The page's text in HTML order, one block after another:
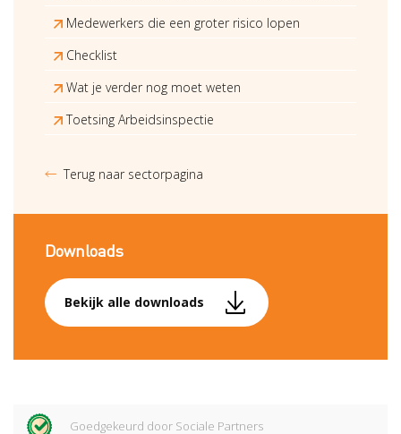
Medewerkers die een groter risico lopen
Checklist
Wat je verder nog moet weten
Toetsing Arbeidsinspectie
Terug naar sectorpagina
Downloads
Bekijk alle downloads
Goedgekeurd door Sociale Partners